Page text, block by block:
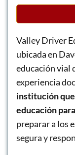
Valley Driver
ubicada en
educación vial
experiencia
institución que
educación
preparar a los
segura y